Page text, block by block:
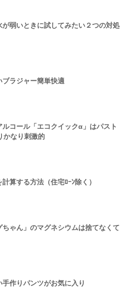
が弱いときに試してみたい２つの対処
ブラジャー簡単快適
ルコール「エコクイックα」はパスト
かなり刺激的
算する方法（住宅ﾛｰﾝ除く）
ちゃん」のマグネシウムは捨てなくて
作りパンツがお気に入り